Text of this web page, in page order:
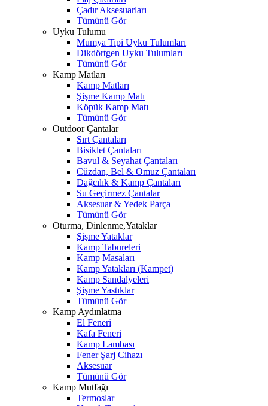
Çadır Aksesuarları
Tümünü Gör
Uyku Tulumu
Mumya Tipi Uyku Tulumları
Dikdörtgen Uyku Tulumları
Tümünü Gör
Kamp Matları
Kamp Matları
Şişme Kamp Matı
Köpük Kamp Matı
Tümünü Gör
Outdoor Çantalar
Sırt Çantaları
Bisiklet Çantaları
Bavul & Seyahat Çantaları
Cüzdan, Bel & Omuz Çantaları
Dağcılık & Kamp Çantaları
Su Geçirmez Çantalar
Aksesuar & Yedek Parça
Tümünü Gör
Oturma, Dinlenme,Yataklar
Şişme Yataklar
Kamp Tabureleri
Kamp Masaları
Kamp Yatakları (Kampet)
Kamp Sandalyeleri
Şişme Yastıklar
Tümünü Gör
Kamp Aydınlatma
El Feneri
Kafa Feneri
Kamp Lambası
Fener Şarj Cihazı
Aksesuar
Tümünü Gör
Kamp Mutfağı
Termoslar